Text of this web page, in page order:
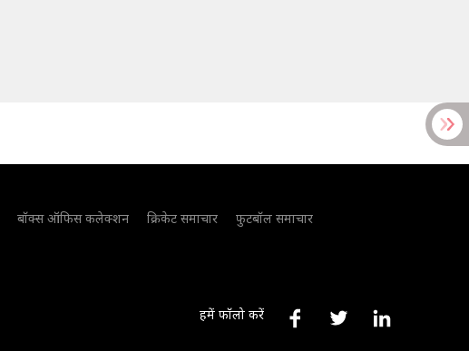
बॉक्स ऑफिस कलेक्शन क्रिकेट समाचार
फुटबॉल समाचार
हमें फॉलो करें